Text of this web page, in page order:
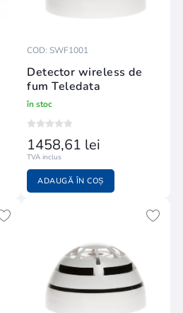
COD: SWF1001
Detector wireless de
fum Teledata
în stoc
1458,61 lei
TVA inclus
ADAUGĂ ÎN COȘ